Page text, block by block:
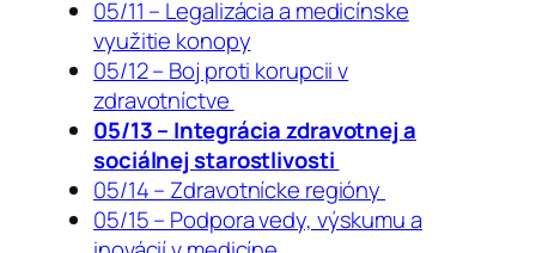
05/11 – Legalizácia a medicínske
využitie konopy
05/12 – Boj proti korupcii v
zdravotníctve
05/13 – Integrácia zdravotnej a
sociálnej starostlivosti
05/14 – Zdravotnícke regióny
05/15 – Podpora vedy, výskumu a